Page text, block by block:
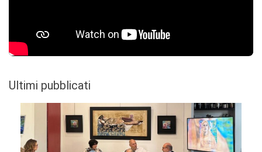
Ultimi pubblicati